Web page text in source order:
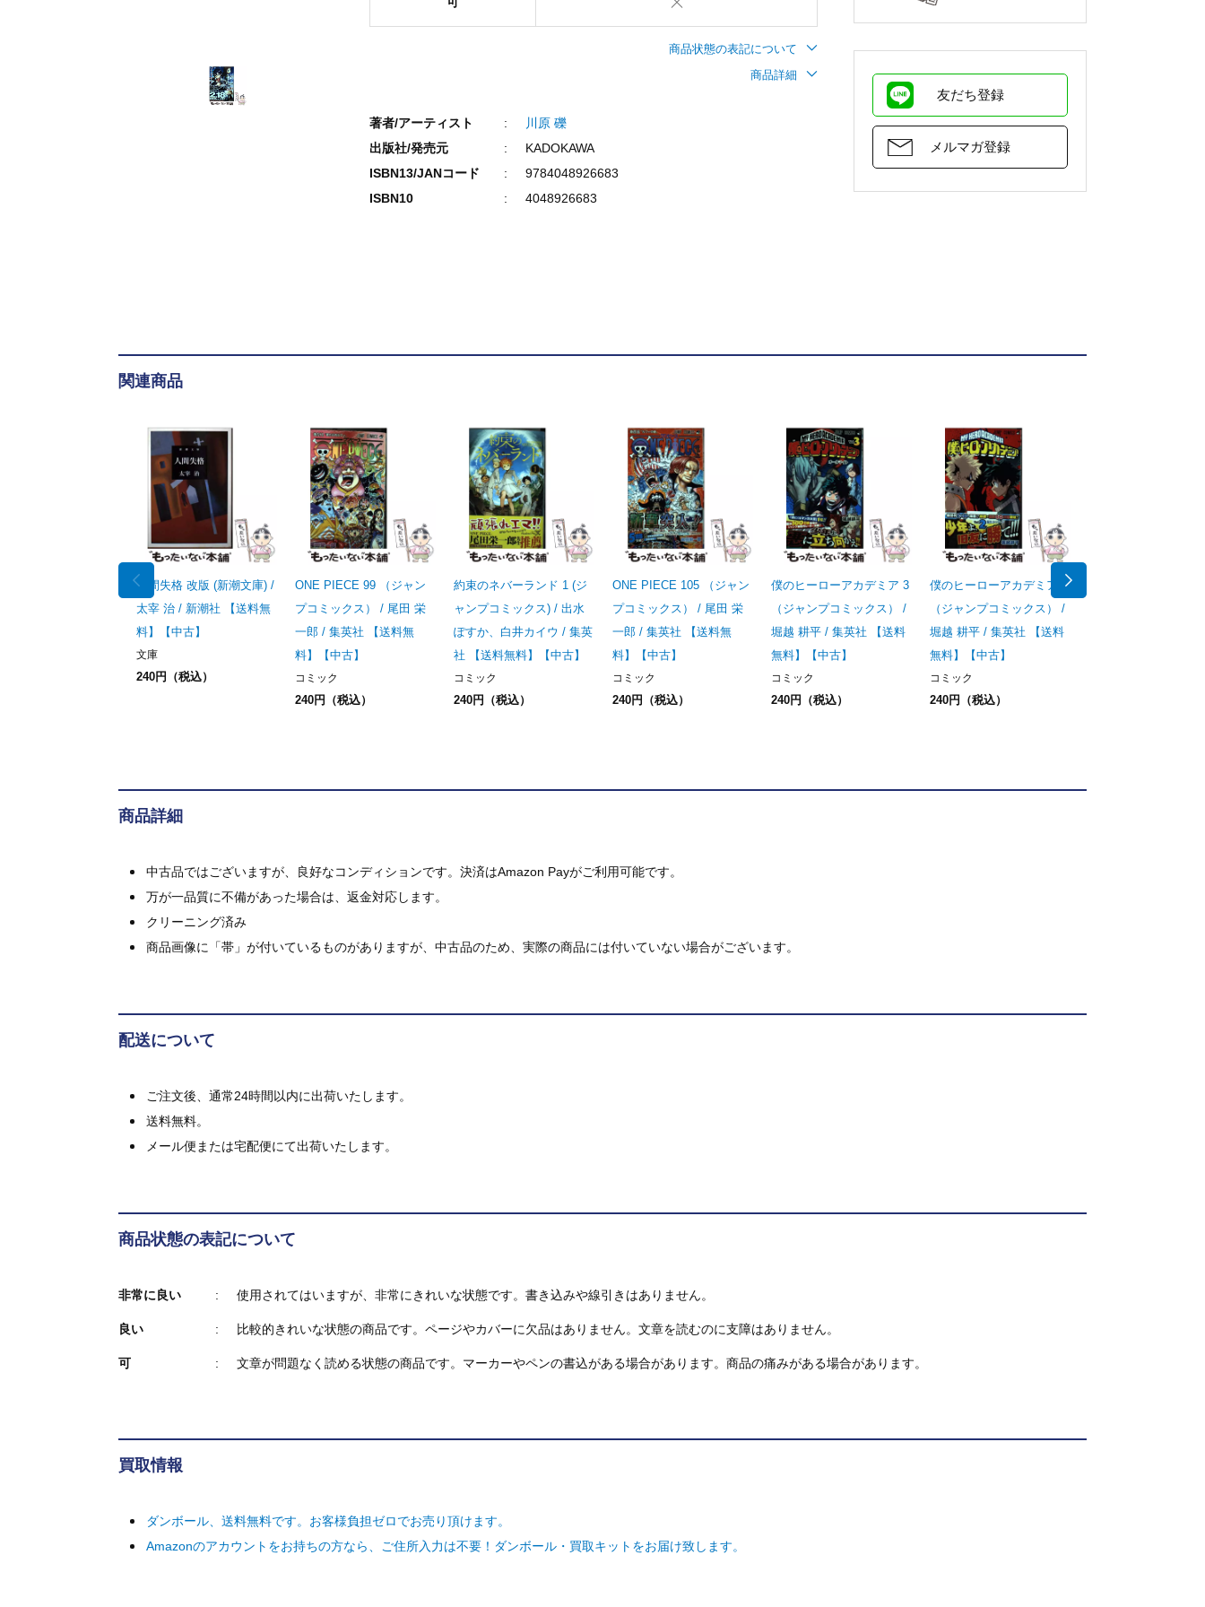
友だち登録
メルマガ登録
商品状態の表記について
商品詳細
著者/アーティスト
川原 礫
出版社/発売元
KADOKAWA
ISBN13/JANコード
9784048926683
ISBN10
4048926683
関連商品
人間失格 改版 (新潮文庫) /
太宰 治 / 新潮社 【送料無
料】【中古】
文庫
240円（税込）
ONE PIECE 99 （ジャン
プコミックス） / 尾田 栄
一郎 / 集英社 【送料無
料】【中古】
コミック
240円（税込）
約束のネバーランド 1 (ジ
ャンプコミックス) / 出水
ぽすか、白井カイウ / 集英
社 【送料無料】【中古】
コミック
240円（税込）
ONE PIECE 105 （ジャン
プコミックス） / 尾田 栄
一郎 / 集英社 【送料無
料】【中古】
コミック
240円（税込）
僕のヒーローアカデミア 3
（ジャンプコミックス） /
堀越 耕平 / 集英社 【送料
無料】【中古】
コミック
240円（税込）
僕のヒーローアカデミア 2
（ジャンプコミックス） /
堀越 耕平 / 集英社 【送料
無料】【中古】
コミック
240円（税込）
商品詳細
中古品ではございますが、良好なコンディションです。決済はAmazon Payがご利用可能です。
万が一品質に不備があった場合は、返金対応します。
クリーニング済み
商品画像に「帯」が付いているものがありますが、中古品のため、実際の商品には付いていない場合がございます。
配送について
ご注文後、通常24時間以内に出荷いたします。
送料無料。
メール便または宅配便にて出荷いたします。
商品状態の表記について
非常に良い 使用されてはいますが、非常にきれいな状態です。書き込みや線引きはありません。
良い 比較的きれいな状態の商品です。ページやカバーに欠品はありません。文章を読むのに支障はありません。
可 文章が問題なく読める状態の商品です。マーカーやペンの書込がある場合があります。商品の痛みがある場合があります。
買取情報
ダンボール、送料無料です。お客様負担ゼロでお売り頂けます。
Amazonのアカウントをお持ちの方なら、ご住所入力は不要！ダンボール・買取キットをお届け致します。